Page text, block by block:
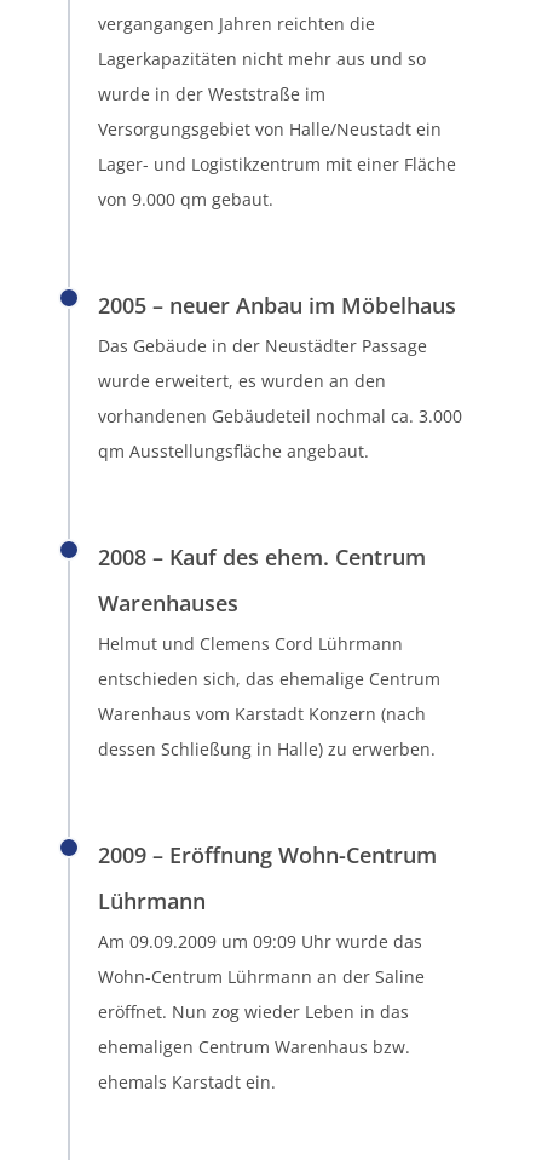
vergangangen Jahren reichten die
Lagerkapazitäten nicht mehr aus und so
wurde in der Weststraße im
Versorgungsgebiet von Halle/Neustadt ein
Lager- und Logistikzentrum mit einer Fläche
von 9.000 qm gebaut.
2005 – neuer Anbau im Möbelhaus
Das Gebäude in der Neustädter Passage
wurde erweitert, es wurden an den
vorhandenen Gebäudeteil nochmal ca. 3.000
qm Ausstellungsfläche angebaut.
2008 – Kauf des ehem. Centrum
Warenhauses
Helmut und Clemens Cord Lührmann
entschieden sich, das ehemalige Centrum
Warenhaus vom Karstadt Konzern (nach
dessen Schließung in Halle) zu erwerben.
2009 – Eröffnung Wohn-Centrum
Lührmann
Am 09.09.2009 um 09:09 Uhr wurde das
Wohn-Centrum Lührmann an der Saline
eröffnet. Nun zog wieder Leben in das
ehemaligen Centrum Warenhaus bzw.
ehemals Karstadt ein.